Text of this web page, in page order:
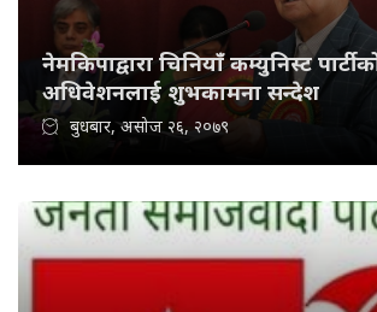
नेमकिपाद्वारा चिनियाँ कम्युनिस्ट
अधिवेशनलाई शुभकामना सन्देश
बुधबार, असोज २६, २०७९